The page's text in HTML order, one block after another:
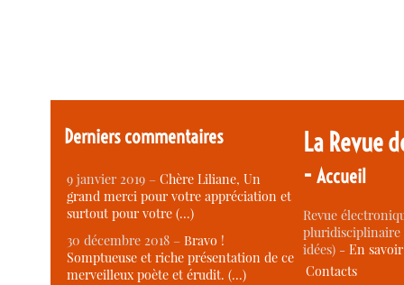
Derniers commentaires
9 janvier 2019 –Chère Liliane, Un
grand merci pour votre appréciation et
surtout pour votre (…)
30 décembre 2018 –Bravo !
Somptueuse et riche présentation de ce
merveilleux poète et érudit. (…)
La Revue
-Accueil
Revue
idées) -En
Contacts